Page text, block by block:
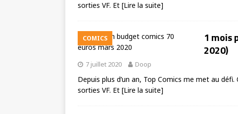
sorties VF. Et [Lire la suite]
COMICS
1 mois
2020)
7 juillet 2020 Doop
Depuis plus d’un an, Top Comics me met au
sorties VF. Et [Lire la suite]